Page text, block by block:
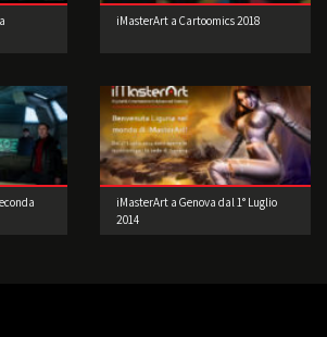
iMasterArt a Cartoomics 2018
iMasterArt a Genova dal 1° Luglio
2014